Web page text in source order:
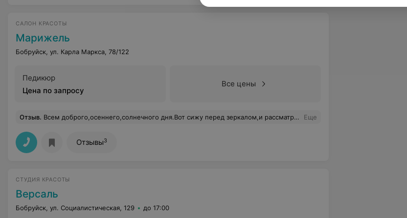
САЛОН КРАСОТЫ
Марижель
Бобруйск, ул. Карла Маркса, 78/122
Педикюр
Цена по запросу
Все цены
Отзыв. Всем доброго,осеннего,солнечного дня.Вот сижу перед зеркалом,и рассматриваю себя.После курса массажа лица и маски я не удержалась,чтобы не похвалить мастера,который придал мне уверенность в себе не только по результату,что я увидела на своем лице,но и в себе.Внимательная,аккуратная и профессиональная!Я определилась с мастером для себя.Спасибо большое директору за подбор таких кадров. Еще
Отзывы3
СТУДИЯ КРАСОТЫ
Версаль
Бобруйск, ул. Социалистическая, 129 до 17:00